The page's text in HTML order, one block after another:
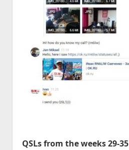
QSLs from the weeks 29-35